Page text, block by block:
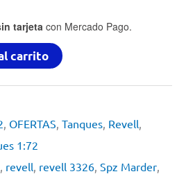
tarjeta con Mercado Pago.
carrito
OFERTAS Tanques Revell
1:72
revell revell 3326 Spz Marder